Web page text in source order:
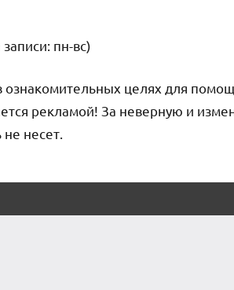
пн-вс)
целях для
рекламой! За неверную и
несет.